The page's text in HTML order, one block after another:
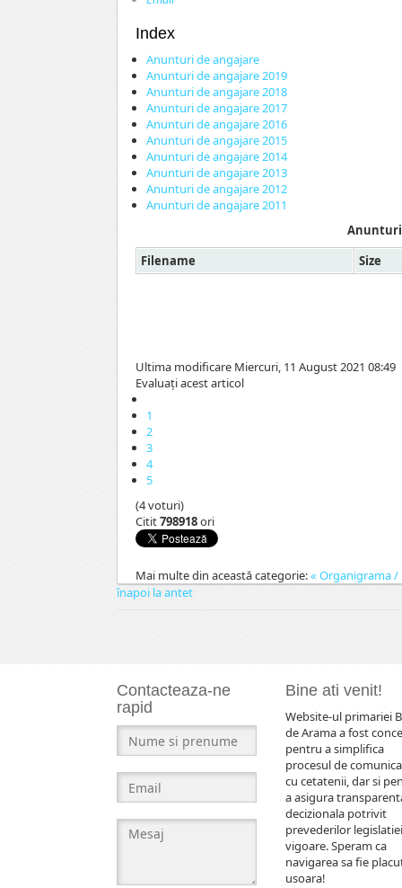
Index
Anunturi de angajare
Anunturi de angajare 2019
Anunturi de angajare 2018
Anunturi de angajare 2017
Anunturi de angajare 2016
Anunturi de angajare 2015
Anunturi de angajare 2014
Anunturi de angajare 2013
Anunturi de angajare 2012
Anunturi de angajare 2011
Anunturi
Filename
Size
Ultima modificare Miercuri, 11 August 2021 08:49
Evaluaţi acest articol
1
2
3
4
5
(4 voturi)
Citit798918ori
Mai multe din această categorie:« Organigrama
înapoi la antet
Contacteaza-ne
rapid
Bine ati venit!
Website-ul primariei
de Arama a fost
pentru a simplifica
procesul de
cu cetatenii, dar si
a asigura
decizionala potrivit
prevederilor
vigoare. Speram ca
navigarea sa fie
usoara!